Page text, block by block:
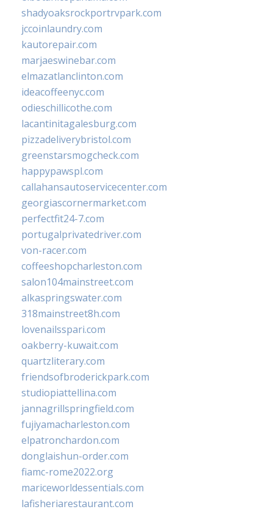
shadyoaksrockportrvpark.com
jccoinlaundry.com
kautorepair.com
marjaeswinebar.com
elmazatlanclinton.com
ideacoffeenyc.com
odieschillicothe.com
lacantinitagalesburg.com
pizzadeliverybristol.com
greenstarsmogcheck.com
happypawspl.com
callahansautoservicecenter.com
georgiascornermarket.com
perfectfit24-7.com
portugalprivatedriver.com
von-racer.com
coffeeshopcharleston.com
salon104mainstreet.com
alkaspringswater.com
318mainstreet8h.com
lovenailsspari.com
oakberry-kuwait.com
quartzliterary.com
friendsofbroderickpark.com
studiopiattellina.com
jannagrillspringfield.com
fujiyamacharleston.com
elpatronchardon.com
donglaishun-order.com
fiamc-rome2022.org
mariceworldessentials.com
lafisheriarestaurant.com